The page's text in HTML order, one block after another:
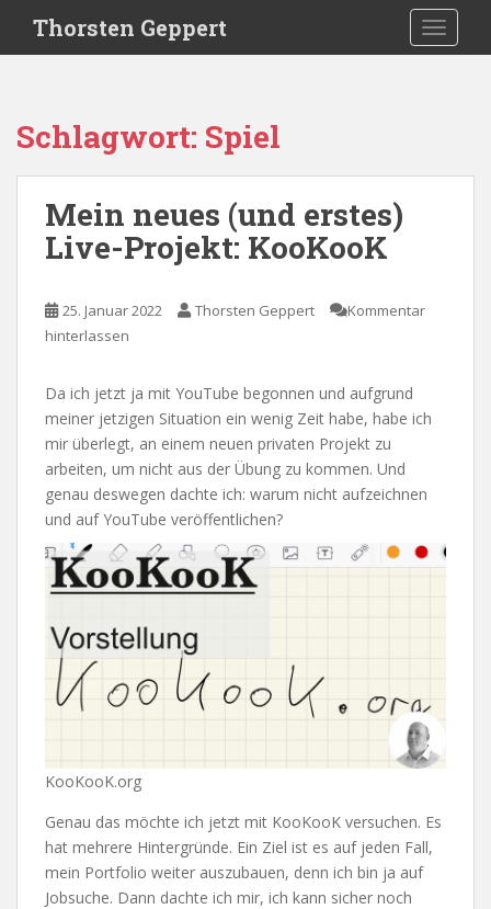
i
Thorsten Geppert
Schlagwort: Spiel
Mein neues (und erstes)
Live-Projekt: KooKooK
25. Januar 2022 Thorsten Geppert
Kommentar
hinterlassen
Da ich jetzt ja mit YouTube begonnen und aufgrund
meiner jetzigen Situation ein wenig Zeit habe, habe ich
mir überlegt, an einem neuen privaten Projekt zu
arbeiten, um nicht aus der Übung zu kommen. Und
genau deswegen dachte ich: warum nicht aufzeichnen
und auf YouTube veröffentlichen?
KooKooK.org
Genau das möchte ich jetzt mit KooKooK versuchen. Es
hat mehrere Hintergründe. Ein Ziel ist es auf jeden Fall,
mein Portfolio weiter auszubauen, denn ich bin ja auf
Jobsuche. Dann dachte ich mir, ich kann sicher noch